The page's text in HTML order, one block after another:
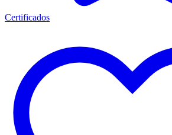
Certificados